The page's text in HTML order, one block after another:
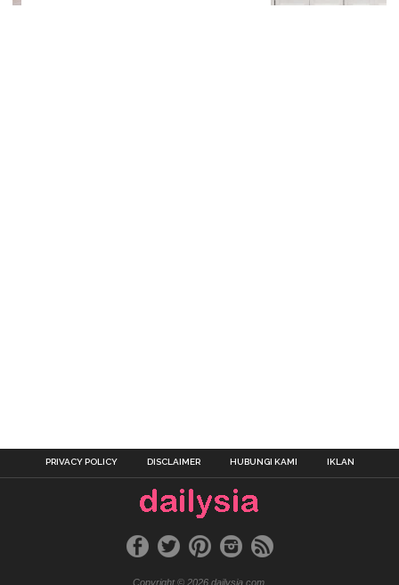
PRIVACY POLICY DISCLAIMER HUBUNGI KAMI IKLAN
Copyright © 2026 dailysia.com.